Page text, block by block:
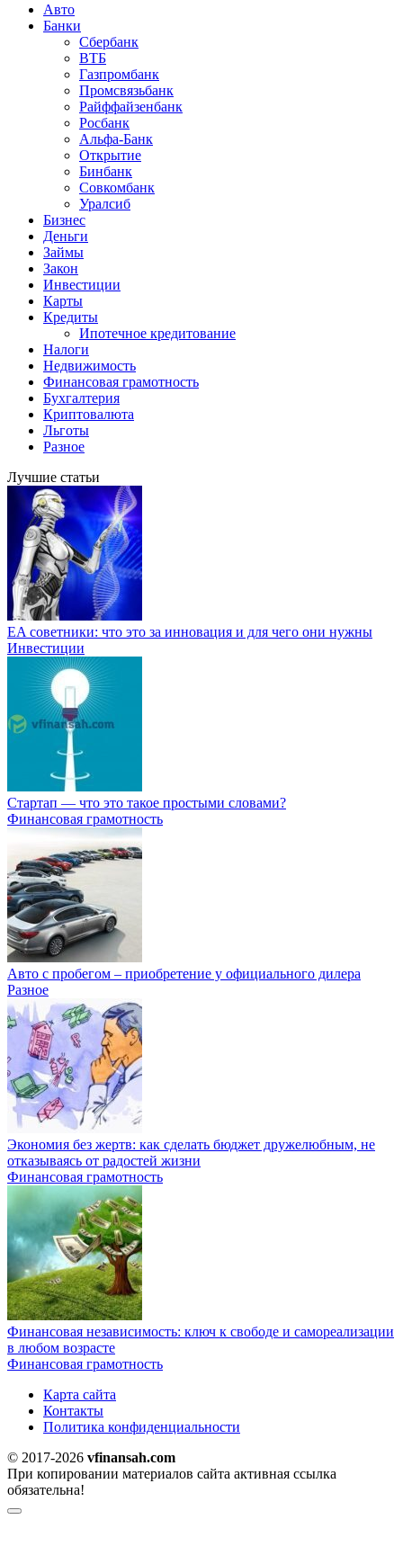
Авто
Банки
Сбербанк
ВТБ
Газпромбанк
Промсвязьбанк
Райффайзенбанк
Росбанк
Альфа-Банк
Открытие
Бинбанк
Совкомбанк
Уралсиб
Бизнес
Деньги
Займы
Закон
Инвестиции
Карты
Кредиты
Ипотечное кредитование
Налоги
Недвижимость
Финансовая грамотность
Бухгалтерия
Криптовалюта
Льготы
Разное
Лучшие статьи
EA советники: что это за инновация и для чего они нужны
Инвестиции
Стартап — что это такое простыми словами?
Финансовая грамотность
Авто с пробегом – приобретение у официального дилера
Разное
Экономия без жертв: как сделать бюджет дружелюбным, не
отказываясь от радостей жизни
Финансовая грамотность
Финансовая независимость: ключ к свободе и самореализации
в любом возрасте
Финансовая грамотность
Карта сайта
Контакты
Политика конфиденциальности
© 2017-2026 vfinansah.com
При копировании материалов сайта активная ссылка
обязательна!